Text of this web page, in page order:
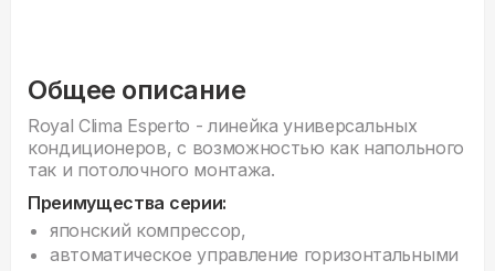
Общее описание
Royal Clima Esperto - линейка универсальных
кондиционеров, с возможностью как напольного
так и потолочного монтажа.
Преимущества серии:
японский компрессор,
автоматическое управление горизонтальными